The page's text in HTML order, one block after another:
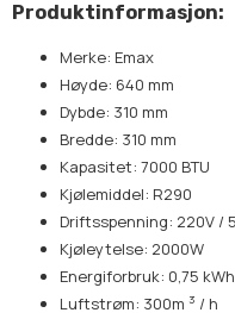
Produktinformasjon:
Merke: Emax
Høyde: 640 mm
Dybde: 310 mm
Bredde: 310 mm
Kapasitet: 7000 BTU
Kjølemiddel: R290
Driftsspenning: 220V /
Kjøleytelse: 2000W
Energiforbruk: 0,75 kWh
Luftstrøm: 300m 3 / h